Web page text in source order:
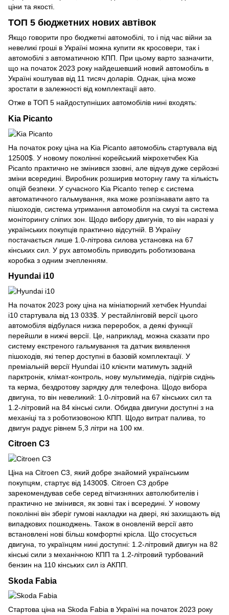
ціни та якості.
ТОП 5 бюджетних нових автівок
Якщо говорити про бюджетні автомобілі, то і під час війни за
невеликі гроші в Україні можна купити як кросовери, так і
автомобілі з автоматичною КПП. При цьому варто зазначити,
що на початок 2023 року найдешевший новий автомобіль в
Україні коштував від 11 тисяч доларів. Однак, ціна може
зростати в залежності від комплектації авто.
Отже в ТОП 5 найдоступніших автомобілів нині входять:
Kia Picanto
На початок року ціна на Kia Picanto автомобіль стартувала від
12500$. У новому поколінні корейський мікрохетчбек Kia
Picanto практично не змінився ззовні, але відчув дуже серйозні
зміни всередині. Виробник розширив моторну гаму та кількість
опцій безпеки. У сучасного Kia Picanto тепер є система
автоматичного гальмування, яка може розпізнавати авто та
пішоходів, система утримання автомобіля на смузі та система
моніторингу сліпих зон. Щодо вибору двигунів, то він наразі у
українських покупців практично відсутній. В Україну
постачається лише 1.0-літрова силова установка на 67
кінських сил. У рух автомобіль приводить роботизована
коробка з одним зчепленням.
Hyundai i10
На початок 2023 року ціна на мініатюрний хетчбек Hyundai
i10 стартувала від 13 033$. У рестайлінговій версії цього
автомобіля відбулася низка переробок, а деякі функції
перейшли в нижчі версії. Це, наприклад, можна сказати про
систему екстреного гальмування та датчик виявлення
пішоходів, які тепер доступні в базовій комплектації. У
преміальній версії Hyundai i10 клієнти матимуть задній
парктронік, клімат-контроль, нову мультимедіа, підігрів сидінь
та керма, бездротову зарядку для телефона. Щодо вибора
двигуна, то він невеликий: 1.0-літровий на 67 кінських сил та
1.2-літровий на 84 кінські сили. Обидва двигуни доступні з на
механіці та з роботизовоною КПП. Щодо витрат палива, то
двигун радує рівнем 5,3 літри на 100 км.
Citroen C3
Ціна на Citroen C3, який добре знайомий українським
покупцям, стартує від 14300$. Citroen C3 добре
зарекомендував себе серед вітчизняних автолюбителів і
практично не змінився, як зовні так і всередині. У новому
поколінні він зберіг гумові накладки на двері, які захищають від
випадкових пошкоджень. Також в оновленій версії авто
встановлені нові більш комфортні крісла. Що стосується
двигуна, то українцям нині доступні: 1.2-літровий двигун на 82
кінські сили з механічною КПП та 1.2-літровий турбований
бензин на 110 кінських сил із АКПП.
Skoda Fabia
Стартова ціна на Skoda Fabia в Україні на початок 2023 року